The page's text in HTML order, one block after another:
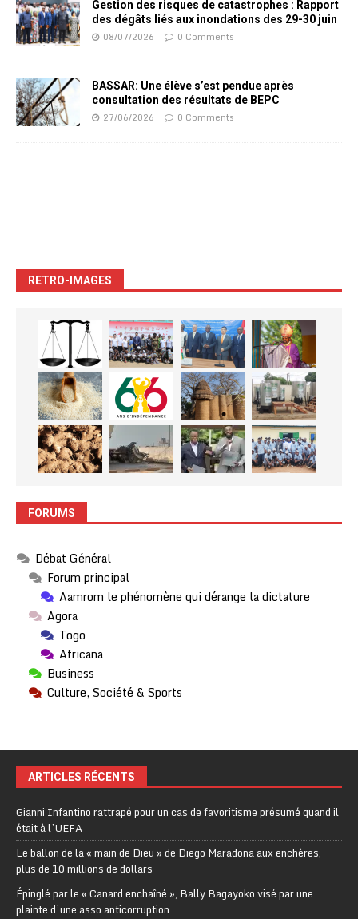
Gestion des risques de catastrophes : Rapport
des dégâts liés aux inondations des 29-30 juin
08/07/2026 0 Comments
BASSAR: Une élève s’est pendue après
consultation des résultats de BEPC
27/06/2026 0 Comments
RETRO-IMAGES
FORUMS
Débat Général
Forum principal
Aamrom le phénomène qui dérange la dictature
Agora
Togo
Africana
Business
Culture, Société & Sports
ARTICLES RÉCENTS
Gianni Infantino rattrapé pour un cas de favoritisme présumé quand il
était à l’UEFA
Le ballon de la « main de Dieu » de Diego Maradona aux enchères,
plus de 10 millions de dollars
Épinglé par le « Canard enchaîné », Bally Bagayoko visé par une
plainte d’une asso anticorruption